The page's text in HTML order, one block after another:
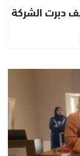
دبرت الشركة